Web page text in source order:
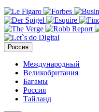
Россия
Международный
Великобритания
Багамы
Россия
Тайланд